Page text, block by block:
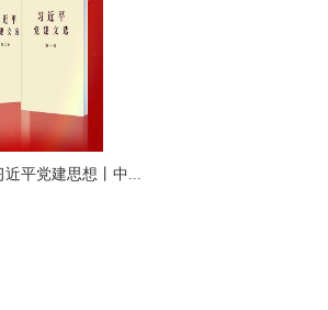
近平党建思想丨中...